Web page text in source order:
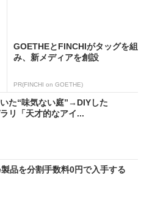
GOETHEとFINCHIがタッグを組
み、新メディアを創設
PR(FINCHI on GOETHE)
た“味気ない庭”→DIYした
「天才的なアイ...
品を分割手数料0円で入手する